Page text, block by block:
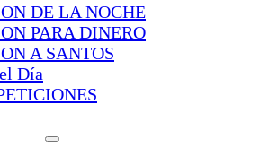
DE LA NOCHE
PARA DINERO
A SANTOS
Día